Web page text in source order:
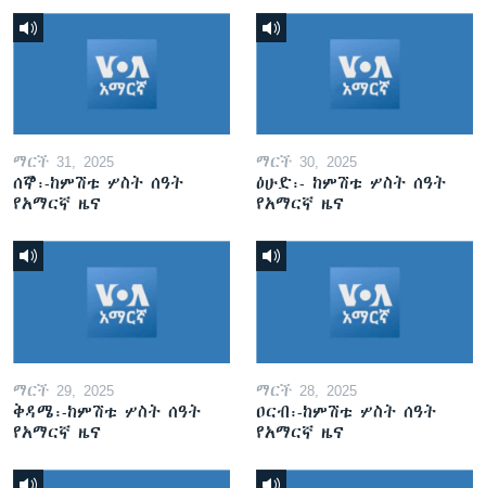
ማርች 31, 2025
ሰኞ፡-ከምሽቱ ሦስት ሰዓት
የአማርኛ ዜና
ማርች 30, 2025
ዕሁድ፡- ከምሽቱ ሦስት ሰዓት
የአማርኛ ዜና
ማርች 29, 2025
ቅዳሜ፡-ከምሽቱ ሦስት ሰዓት
የአማርኛ ዜና
ማርች 28, 2025
ዐርብ፡-ከምሽቱ ሦስት ሰዓት
የአማርኛ ዜና